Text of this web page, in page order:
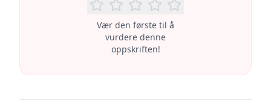
Vær den første til å
vurdere denne
oppskriften!